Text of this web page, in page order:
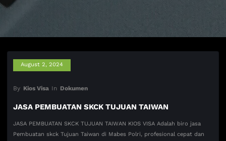
August 2, 2024
By Kios Visa In Dokumen
JASA PEMBUATAN SKCK TUJUAN TAIWAN
JASA PEMBUATAN SKCK TUJUAN TAIWAN KIOS VISA Adalah biro jasa
Pembuatan skck Tujuan Taiwan di Mabes Polri, profesional cepat dan